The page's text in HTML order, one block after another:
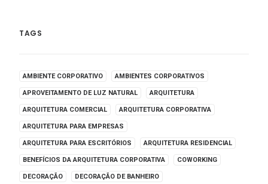
TAGS
AMBIENTE CORPORATIVO AMBIENTES CORPORATIVOS
APROVEITAMENTO DE LUZ NATURAL ARQUITETURA
ARQUITETURA COMERCIAL ARQUITETURA CORPORATIVA
ARQUITETURA PARA EMPRESAS
ARQUITETURA PARA ESCRITÓRIOS ARQUITETURA RESIDENCIAL
BENEFÍCIOS DA ARQUITETURA CORPORATIVA COWORKING
DECORAÇÃO DECORAÇÃO DE BANHEIRO